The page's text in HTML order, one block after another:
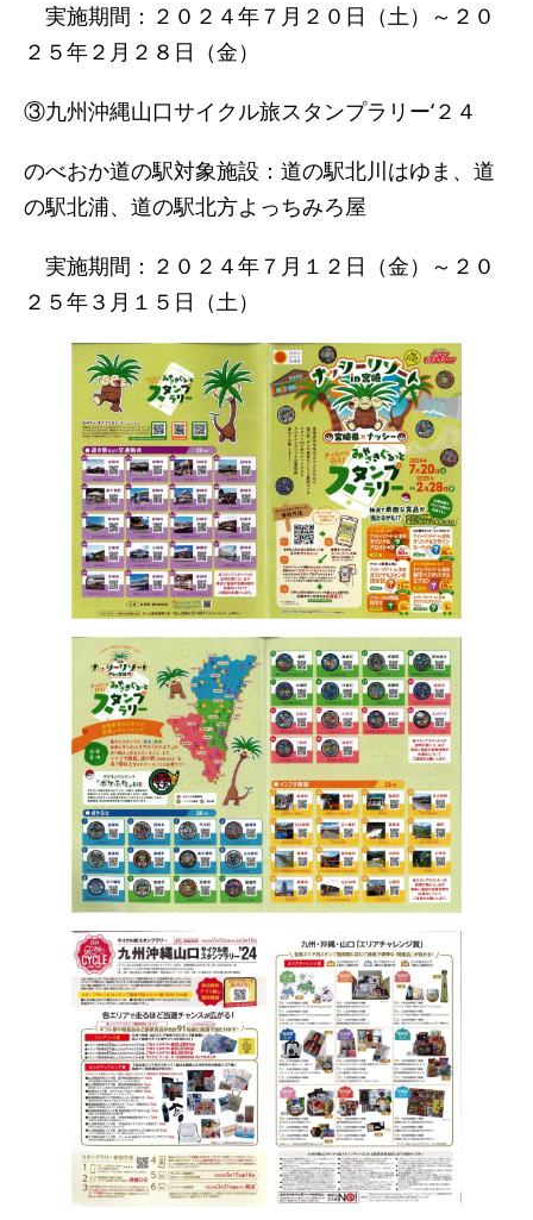
実施期間：２０２４年７月２０日（土）～２０
２５年２月２８日（金）
③九州沖縄山口サイクル旅スタンプラリー‘２４
のべおか道の駅対象施設：道の駅北川はゆま、道
の駅北浦、道の駅北方よっちみろ屋
実施期間：２０２４年７月１２日（金）～２０
２５年３月１５日（土）